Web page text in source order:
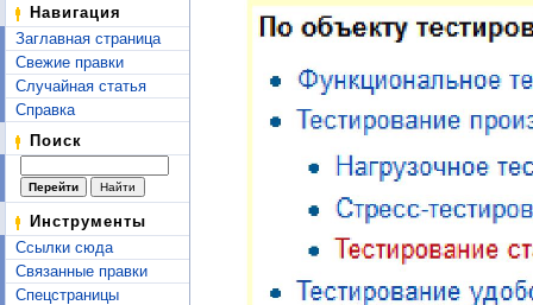
Навигация
Заглавная страница
Свежие правки
Случайная статья
Справка
Поиск
Инструменты
Ссылки сюда
Связанные правки
Спецстраницы